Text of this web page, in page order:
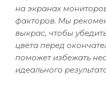
на экранах
факторов. Мы
выкрас, чтобы
цвета перед
поможет избежать
идеального